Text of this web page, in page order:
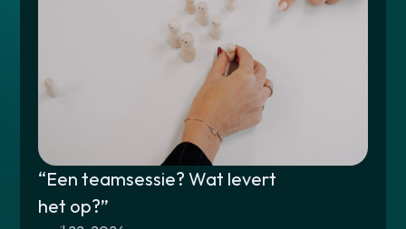
“Een teamsessie? Wat levert
het op?”